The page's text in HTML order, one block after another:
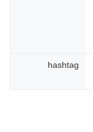
hashtag